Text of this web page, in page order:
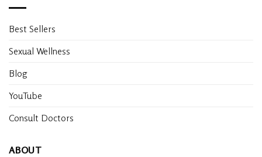
Best Sellers
Sexual Wellness
Blog
YouTube
Consult Doctors
ABOUT